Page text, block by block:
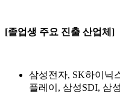
[졸업생 주요 진출 산업체]
삼성전자, SK하이닉
플레이, 삼성SDI, 삼